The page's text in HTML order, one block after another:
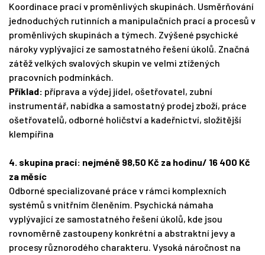
Koordinace prací v proměnlivých skupinách. Usměrňování
jednoduchých rutinních a manipulačních prací a procesů v
proměnlivých skupinách a týmech. Zvýšené psychické
nároky vyplývající ze samostatného řešení úkolů. Značná
zátěž velkých svalových skupin ve velmi ztížených
pracovních podmínkách.
Příklad: příprava a výdej jídel, ošetřovatel, zubní
instrumentář, nabídka a samostatný prodej zboží, práce
ošetřovatelů, odborné holičství a kadeřnictví, složitější
klempířina
4. skupina prací: nejméně 98,50 Kč za hodinu/ 16 400 Kč
za měsíc
Odborné specializované práce v rámci komplexních
systémů s vnitřním členěním. Psychická námaha
vyplývající ze samostatného řešení úkolů, kde jsou
rovnoměrně zastoupeny konkrétní a abstraktní jevy a
procesy různorodého charakteru. Vysoká náročnost na